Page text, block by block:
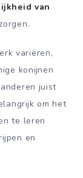
van
variëren,
konijnen
juist
om het
te leren
en